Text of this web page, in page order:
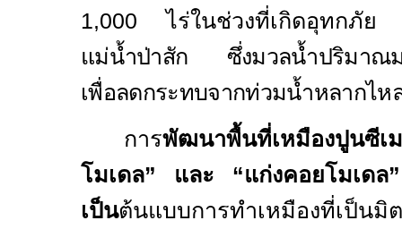
1,000ไร่ในช่วงที่เกิดอุทกภัย
แม่น้ำป่าสัก ซึ่งมวลน้ำปริมาณม
เพื่อลดกระทบจากท่วมน้ำหลากไห
การพัฒนาพื้นที่เหมือ
โมเดล” และ “แก่งคอยโมเดล
เป็นต้นแบบการทำเหมืองที่เป็น